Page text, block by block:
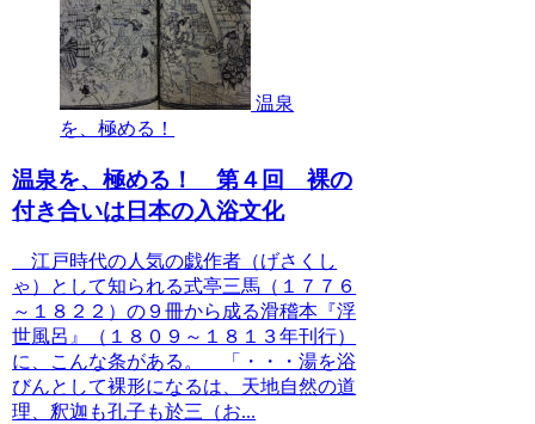
温泉
を、極める！
温泉を、極める！ 第４回 裸の
付き合いは日本の入浴文化
江戸時代の人気の戯作者（げさくし
ゃ）として知られる式亭三馬（１７７６
～１８２２）の９冊から成る滑稽本『浮
世風呂』（１８０９～１８１３年刊行）
に、こんな条がある。 「・・・湯を浴
びんとして裸形になるは、天地自然の道
理、釈迦も孔子も於三（お...